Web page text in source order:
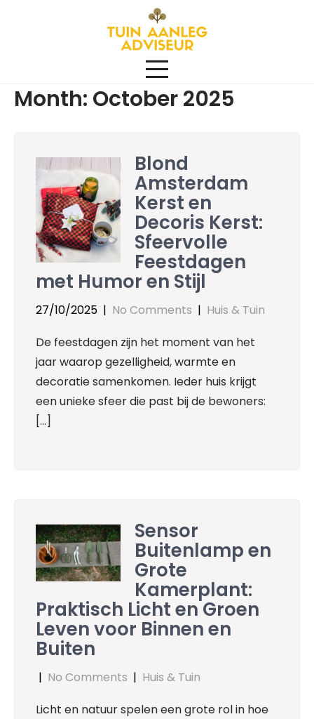
Month: October 2025
Blond
Amsterdam
Kerst en
Decoris Kerst:
Sfeervolle
Feestdagen
met Humor en Stijl
27/10/2025 | No Comments | Huis & Tuin
De feestdagen zijn het moment van het
jaar waarop gezelligheid, warmte en
decoratie samenkomen. Ieder huis krijgt
een unieke sfeer die past bij de bewoners:
[…]
Sensor
Buitenlamp en
Grote
Kamerplant:
Praktisch Licht en Groen
Leven voor Binnen en
Buiten
| No Comments | Huis & Tuin
Licht en natuur spelen een grote rol in hoe